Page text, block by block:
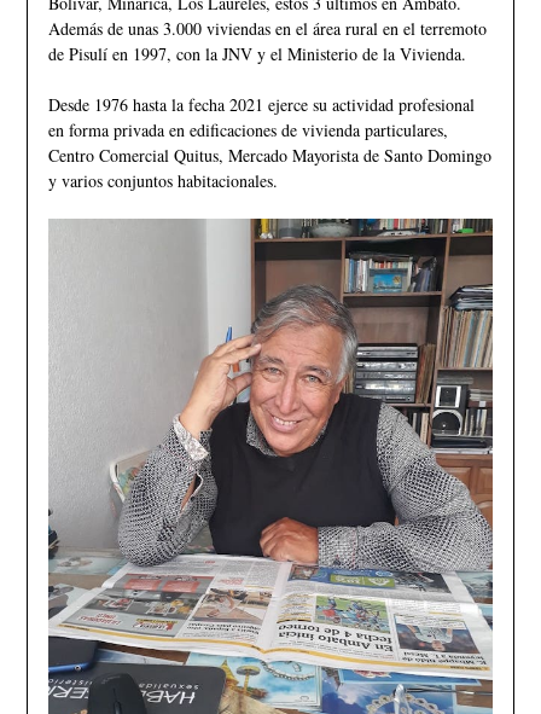
Además de unas 3.000 viviendas en el área rural en el terremoto
de Pisulí en 1997, con la JNV y el Ministerio de la Vivienda.
Desde 1976 hasta la fecha 2021 ejerce su actividad profesional
en forma privada en edificaciones de vivienda particulares,
Centro Comercial Quitus, Mercado Mayorista de Santo Domingo
y varios conjuntos habitacionales.